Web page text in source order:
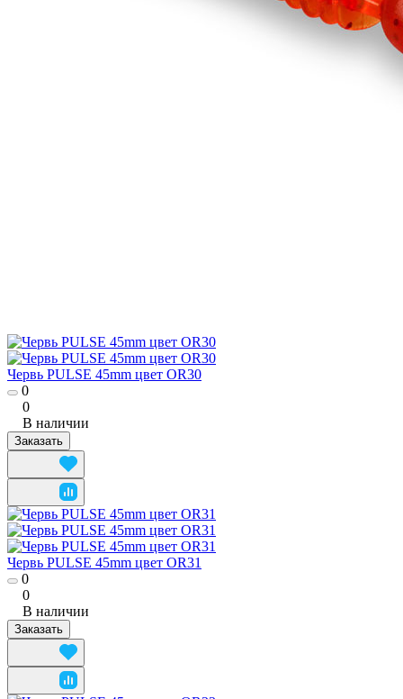
Червь PULSE 45mm цвет OR30
0
0
В наличии
Заказать
Червь PULSE 45mm цвет OR31
0
0
В наличии
Заказать